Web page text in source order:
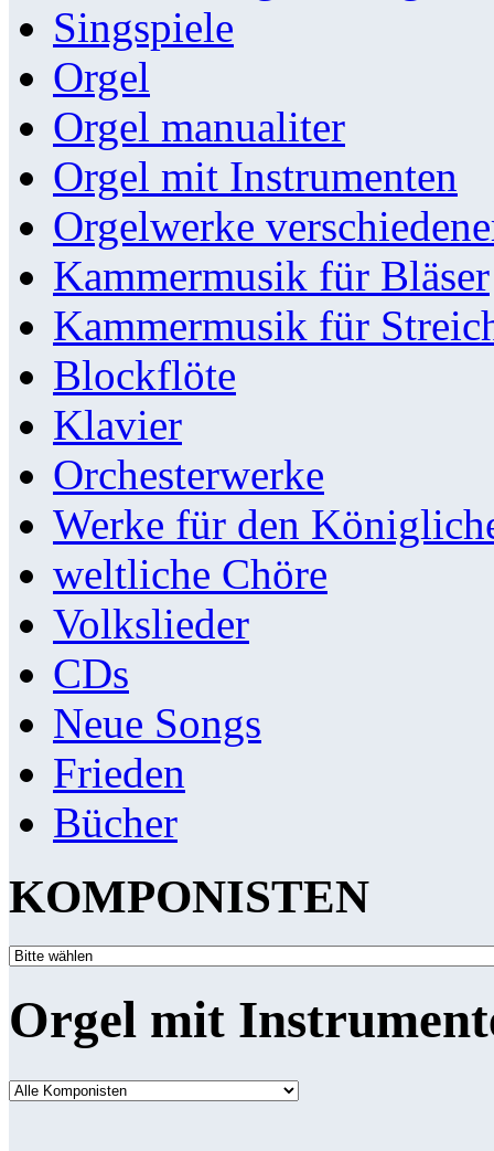
Singspiele
Orgel
Orgel manualiter
Orgel mit Instrumenten
Orgelwerke
Kammermusik für Bläser
Kammermusik für
Blockflöte
Klavier
Orchesterwerke
Werke für den
weltliche Chöre
Volkslieder
CDs
Neue Songs
Frieden
Bücher
KOMPONISTEN
Orgel mit